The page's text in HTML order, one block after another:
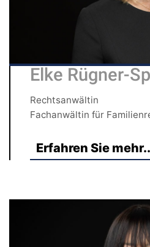
Elke Rügner-
Rechtsanwältin
Fachanwältin für
Erfahren Sie